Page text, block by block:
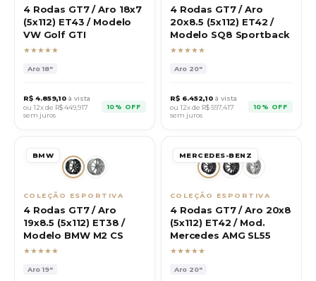
4 Rodas GT7 / Aro 18x7
(5x112) ET43 / Modelo
VW Golf GTI
★★★★★
Aro18"
R$ 4.859,10 à vista
ou 12x de R$449,917
sem juros
10% OFF
4 Rodas GT7 / Aro
20x8.5 (5x112) ET42 /
Modelo SQ8 Sportback
★★★★★
Aro 20"
R$ 6.452,10 à vista
ou 12x de R$597,417
sem juros
10% OFF
BMW
COLEÇÃO ESPORTIVA
4 Rodas GT7 / Aro
19x8.5 (5x112) ET38 /
Modelo BMW M2 CS
★★★★★
Aro19"
MERCEDES-BENZ
COLEÇÃO ESPORTIVA
4 Rodas GT7 / Aro 20x8
(5x112) ET42 / Mod.
Mercedes AMG SL55
★★★★★
Aro 20"